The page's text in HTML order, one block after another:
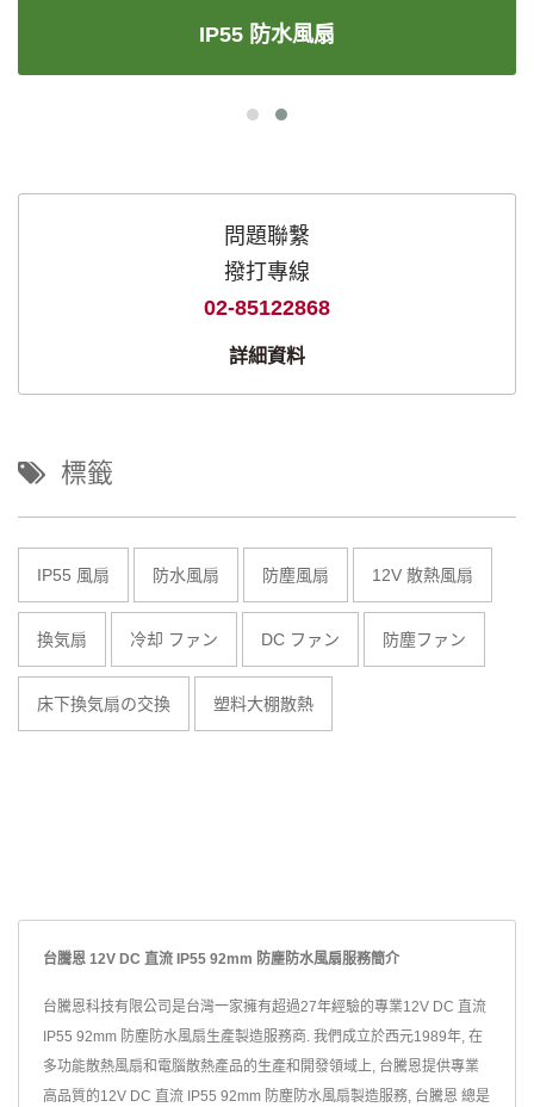
IP55 防水風扇
問題聯繫
撥打專線
02-85122868
詳細資料
標籤
IP55 風扇 防水風扇 防塵風扇 12V 散熱風扇
換気扇 冷却 ファン DC ファン 防塵ファン
床下換気扇の交換 塑料大棚散熱
台騰恩 12V DC 直流 IP55 92mm 防塵防水風扇服務簡介
台騰恩科技有限公司是台灣一家擁有超過27年經驗的專業12V DC 直流
IP55 92mm 防塵防水風扇生產製造服務商. 我們成立於西元1989年, 在
多功能散熱風扇和電腦散熱產品的生產和開發領域上, 台騰恩提供專業
高品質的12V DC 直流 IP55 92mm 防塵防水風扇製造服務, 台騰恩 總是